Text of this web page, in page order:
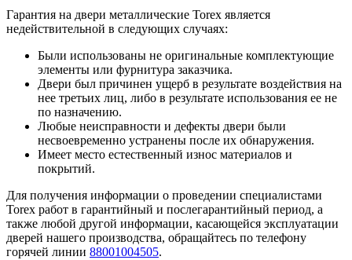
Гарантия на двери металлические Torex является
недействительной в следующих случаях:
Были использованы не оригинальные комплектующие
элементы или фурнитура заказчика.
Двери был причинен ущерб в результате воздействия на
нее третьих лиц, либо в результате использования ее не
по назначению.
Любые неисправности и дефекты двери были
несвоевременно устранены после их обнаружения.
Имеет место естественный износ материалов и
покрытий.
Для получения информации о проведении специалистами
Torex работ в гарантийный и послегарантийный период, а
также любой другой информации, касающейся эксплуатации
дверей нашего производства, обращайтесь по телефону
горячей линии 88001004505.